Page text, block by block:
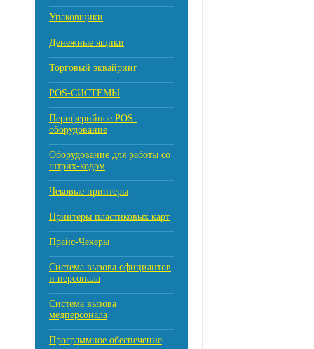
Упаковщики
Денежные ящики
Торговый эквайринг
POS-СИСТЕМЫ
Периферийное POS-
оборудование
Оборудование для работы со
штрих-кодом
Чековые принтеры
Принтеры пластиковых карт
Прайс-Чекеры
Cистема вызова официантов
и персонала
Система вызова
медперсонала
Программное обеспечение